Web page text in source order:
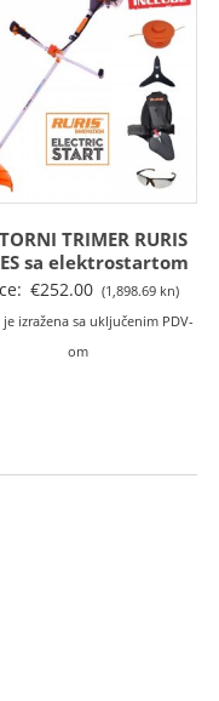
TRIMER RURIS
sa elektrostartom
€252.00 (1,898.69 kn)
je izražena sa uključenim PDV-
om